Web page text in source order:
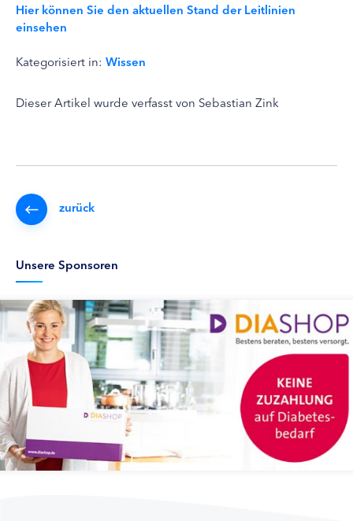
Hier können Sie den aktuellen Stand der Leitlinien
einsehen
Kategorisiert in: Wissen
Dieser Artikel wurde verfasst von Sebastian Zink
zurück
Unsere Sponsoren